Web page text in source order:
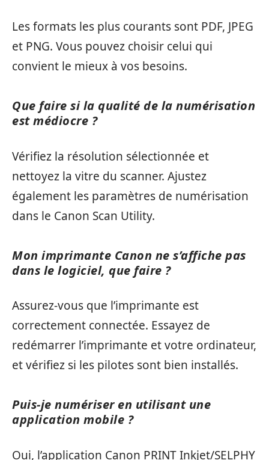
Les formats les plus courants sont PDF, JPEG
et PNG. Vous pouvez choisir celui qui
convient le mieux à vos besoins.
Que faire si la qualité de la numérisation
est médiocre ?
Vérifiez la résolution sélectionnée et
nettoyez la vitre du scanner. Ajustez
également les paramètres de numérisation
dans le Canon Scan Utility.
Mon imprimante Canon ne s’affiche pas
dans le logiciel, que faire ?
Assurez-vous que l’imprimante est
correctement connectée. Essayez de
redémarrer l’imprimante et votre ordinateur,
et vérifiez si les pilotes sont bien installés.
Puis-je numériser en utilisant une
application mobile ?
Oui, l’application Canon PRINT Inkjet/SELPHY